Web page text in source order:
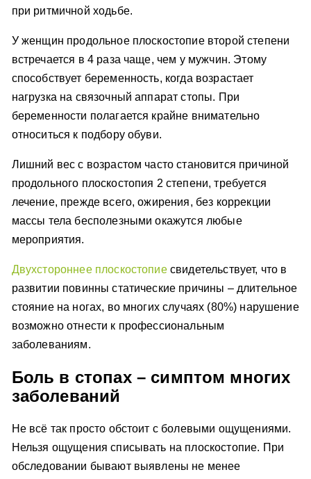
при ритмичной ходьбе.
У женщин продольное плоскостопие второй степени
встречается в 4 раза чаще, чем у мужчин. Этому
способствует беременность, когда возрастает
нагрузка на связочный аппарат стопы. При
беременности полагается крайне внимательно
относиться к подбору обуви.
Лишний вес с возрастом часто становится причиной
продольного плоскостопия 2 степени, требуется
лечение, прежде всего, ожирения, без коррекции
массы тела бесполезными окажутся любые
мероприятия.
Двухстороннее плоскостопиесвидетельствует, что в
развитии повинны статические причины – длительное
стояние на ногах, во многих случаях (80%) нарушение
возможно отнести к профессиональным
заболеваниям.
Боль в стопах – симптом многих
заболеваний
Не всё так просто обстоит с болевыми ощущениями.
Нельзя ощущения списывать на плоскостопие. При
обследовании бывают выявлены не менее